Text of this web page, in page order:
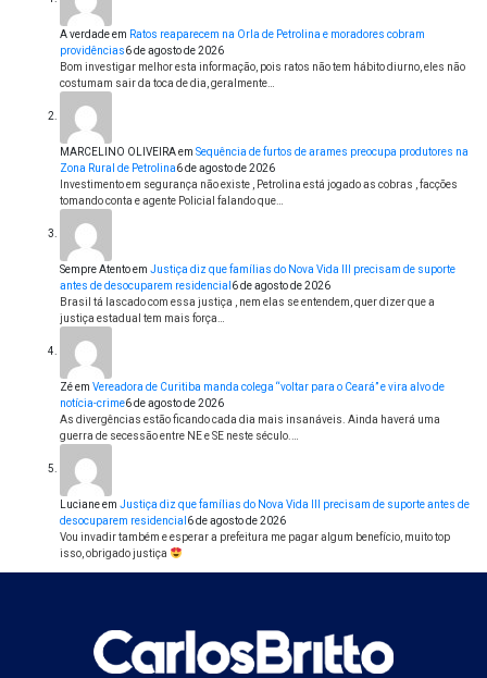
A verdadeem Ratos reaparecem na Orla de Petrolina e moradores cobram
providências6 de agosto de 2026
Bom investigar melhor esta informação, pois ratos não tem hábito diurno, eles não
costumam sair da toca de dia, geralmente…
MARCELINO OLIVEIRAem Sequência de furtos de arames preocupa produtores na
Zona Rural de Petrolina6 de agosto de 2026
Investimento em segurança não existe , Petrolina está jogado as cobras , facções
tomando conta e agente Policial falando que…
Sempre Atentoem Justiça diz que famílias do Nova Vida III precisam de suporte
antes de desocuparem residencial 6 de agosto de 2026
Brasil tá lascado com essa justiça , nem elas se entendem, quer dizer que a
justiça estadual tem mais força…
Zéem Vereadora de Curitiba manda colega “voltar para o Ceará” e vira alvo de
notícia-crime6 de agosto de 2026
As divergências estão ficando cada dia mais insanáveis. Ainda haverá uma
guerra de secessão entre NE e SE neste século.…
Lucianeem Justiça diz que famílias do Nova Vida III precisam de suporte antes de
desocuparem residencial 6 de agosto de 2026
Vou invadir também e esperar a prefeitura me pagar algum benefício, muito top
isso, obrigado justiça